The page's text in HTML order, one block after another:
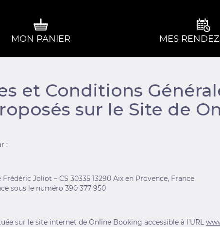
MON PANIER MES
et Conditions
sur le Site de
:
Joliot – CS 30335 13290 Aix en Provence, France
sous le numéro 390 377 950
sur le site internet de Online Booking accessible à l’URL